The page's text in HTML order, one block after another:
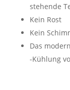
stehende
Kein Rost
Kein
Das
-Kühlung